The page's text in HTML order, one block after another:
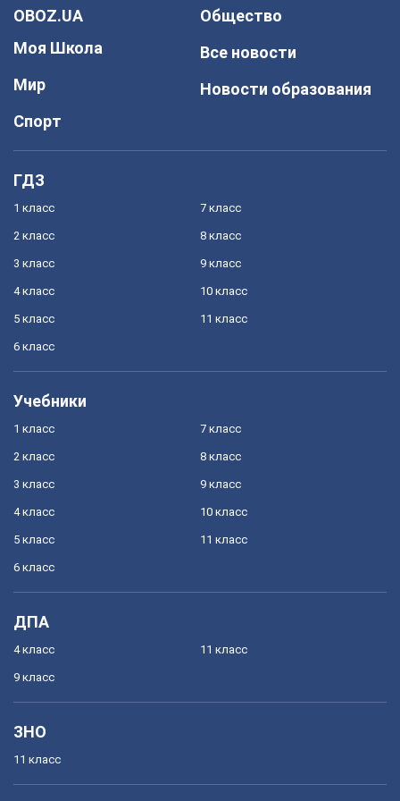
OBOZ.UA
Моя Школа
Мир
Спорт
Общество
Все новости
Новости образования
ГДЗ
1 класс
2 класс
3 класс
4 класс
5 класс
6 класс
7 класс
8 класс
9 класс
10 класс
11 класс
Учебники
1 класс
2 класс
3 класс
4 класс
5 класс
6 класс
7 класс
8 класс
9 класс
10 класс
11 класс
ДПА
4 класс
9 класс
11 класс
ЗНО
11 класс